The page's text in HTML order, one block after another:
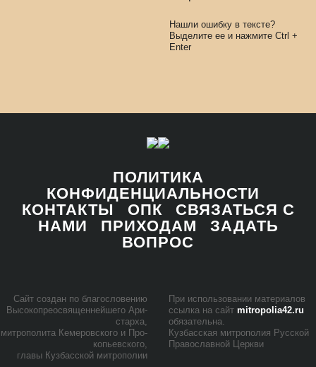
Нашли ошибку в тексте?
Выделите ее и нажмите Ctrl +
Enter
ПОЛИТИКА
КОНФИДЕНЦИАЛЬНОСТИ
КОНТАКТЫ
ОПК
СВЯЗАТЬСЯ С
НАМИ
ПРИХОДАМ
ЗАДАТЬ
ВОПРОС
Сайт со­здан по бла­го­сло­ве­нию
Вы­со­ко­прео­свя­щен­ней­ше­го Ари­
стар­ха,
мит­ро­по­ли­та Ке­ме­ров­ско­го и Про­
ко­пьев­ско­го,
гла­вы Куз­бас­ской мит­ро­по­лии
При ис­поль­зо­ва­нии ма­те­ри­а­лов
ссыл­ка на сайт mitropolia42.ru
обя­за­тель­на.
Куз­бас­ская мит­ро­по­лия Рус­ской
Пра­во­слав­ной Церк­ви